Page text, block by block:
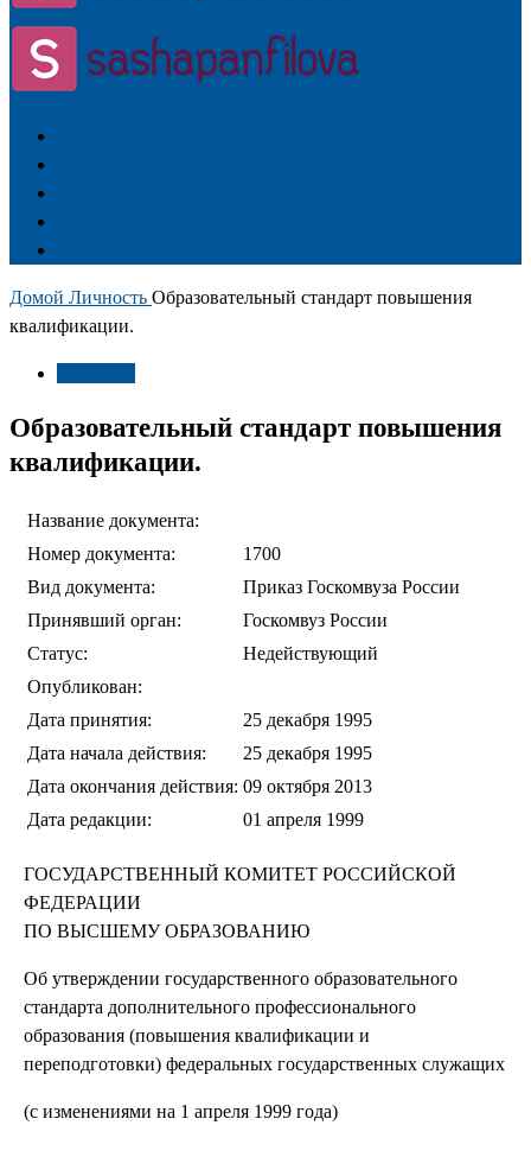
Домой Личность Образовательный стандарт повышения
квалификации.
Образовательный стандарт повышения
квалификации.
Название документа:
Номер документа:
1700
Вид документа:
Приказ Госкомвуза России
Принявший орган:
Госкомвуз России
Статус:
Недействующий
Опубликован:
Дата принятия:
25 декабря 1995
Дата начала действия:
25 декабря 1995
Дата окончания действия: 09 октября 2013
Дата редакции:
01 апреля 1999
ГОСУДАРСТВЕННЫЙ КОМИТЕТ РОССИЙСКОЙ
ФЕДЕРАЦИИ
ПО ВЫСШЕМУ ОБРАЗОВАНИЮ
Об утверждении государственного образовательного
стандарта дополнительного профессионального
образования (повышения квалификации и
переподготовки) федеральных государственных служащих
(с изменениями на 1 апреля 1999 года)